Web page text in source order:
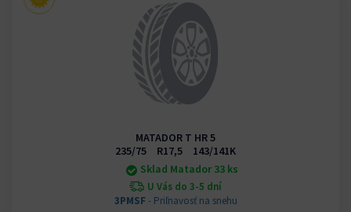
MATADOR T HR 5
235/75 R17,5 143/141K
Sklad Matador 33 ks
U Vás do 3-5 dní
3PMSF- Priľnavosť na snehu